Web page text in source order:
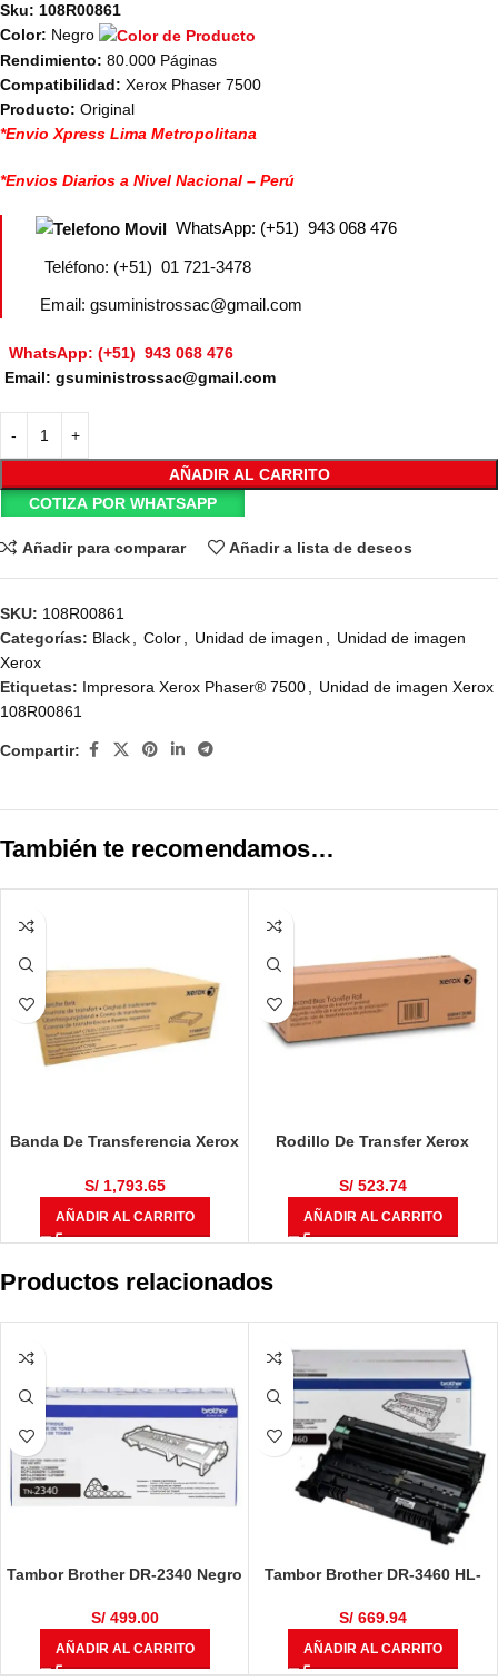
Sku: 108R00861
Color: Negro
Rendimiento: 80.000 Páginas
Compatibilidad: Xerox Phaser 7500
Producto: Original
*Envio Xpress Lima Metropolitana
*Envios Diarios a Nivel Nacional – Perú
WhatsApp: (+51) 943 068 476
Teléfono: (+51) 01 721-3478
Email: gsuministrossac@gmail.com
WhatsApp: (+51) 943 068 476
Email: gsuministrossac@gmail.com
AÑADIR AL CARRITO
COTIZA POR WHATSAPP
Añadir para comparar Añadir a lista de deseos
SKU: 108R00861
Categorías: Black, Color, Unidad de imagen , Unidad de imagen
Xerox
Etiquetas: Impresora Xerox Phaser® 7500, Unidad de imagen Xerox
108R00861
Compartir:
También te recomendamos…
Banda De Transferencia Xerox
C7025, C7030
S/1,793.65
AÑADIR AL CARRITO
Rodillo De Transfer Xerox
S/523.74
AÑADIR AL CARRITO
Productos relacionados
Tambor Brother DR-2340 Negro
S/499.00
AÑADIR AL CARRITO
Tambor Brother DR-3460 HL-
L5650DN / MFC-L6700 / MFC-
L6900DW / MFC-L5900DW
50,000 Páginas
S/669.94
AÑADIR AL CARRITO